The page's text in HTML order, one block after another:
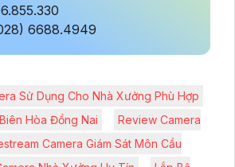
6688.4949
Sử Dụng Cho Nhà Xưởng Phù Hợp
Hòa Đồng Nai
Review Camera
Camera Giám Sát Môn Cầu